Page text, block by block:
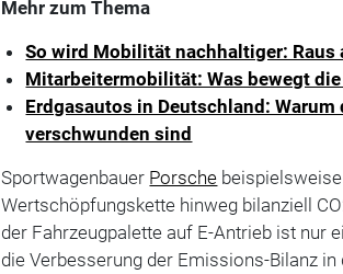
Mehr zum Thema
So wird Mobilität nachhaltiger: Raus
Mitarbeitermobilität: Was bewegt
Erdgasautos in Deutschland: Warum
verschwunden sind
Sportwagenbauer Porsche
Wertschöpfungskette hinweg bilanziell
der Fahrzeugpalette auf E-Antrieb ist nur
die Verbesserung der Emissions-Bilanz